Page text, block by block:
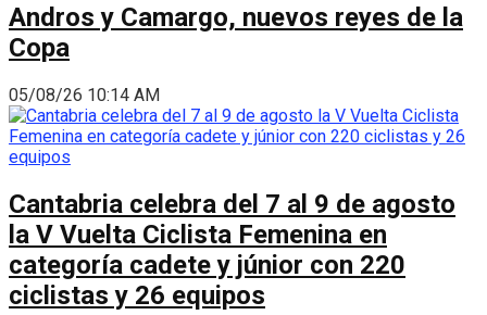
Andros y Camargo, nuevos reyes de la
Copa
05/08/26 10:14 AM
Cantabria celebra del 7 al 9 de agosto
la V Vuelta Ciclista Femenina en
categoría cadete y júnior con 220
ciclistas y 26 equipos